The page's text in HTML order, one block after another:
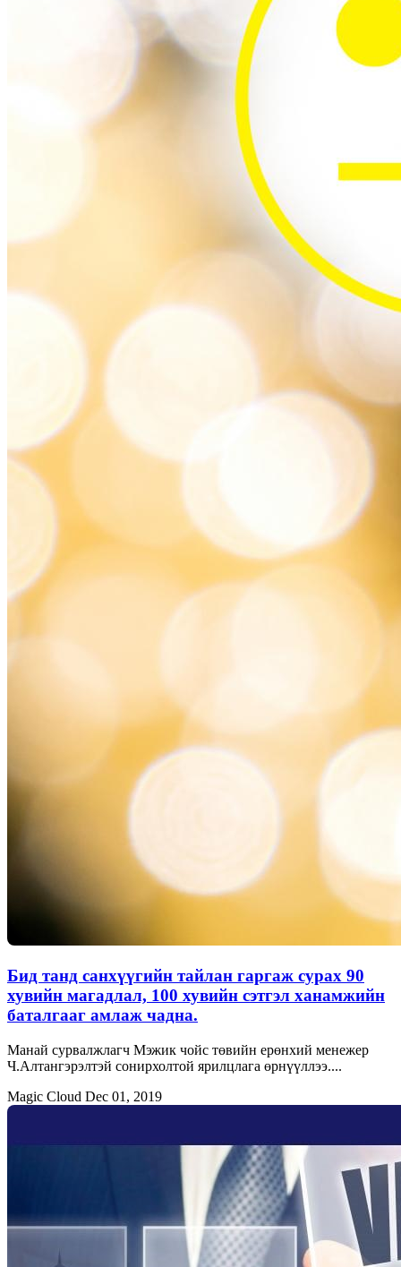
Бид танд санхүүгийн тайлан гаргаж сурах 90
хувийн магадлал, 100 хувийн сэтгэл ханамжийн
баталгааг амлаж чадна.
Манай сурвалжлагч Мэжик чойс төвийн ерөнхий менежер
Ч.Алтангэрэлтэй сонирхолтой ярилцлага өрнүүллээ....
Magic Cloud Dec 01, 2019